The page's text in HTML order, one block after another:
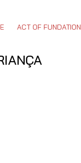
ACT OF FUNDATION